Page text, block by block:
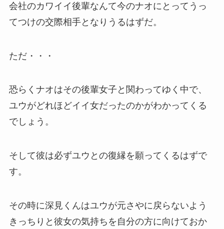
会社のカワイイ後輩なんて今のナオにとってうっ
てつけの交際相手となりうるはずだ。
ただ・・・
恐らくナオはその後輩女子と関わってゆく中で、
ユウがどれほどイイ女だったのかがわかってくる
でしょう。
そして彼は必ずユウとの復縁を願ってくるはずで
す。
その時に深見くんはユウが元さやに戻らないよう
きっちりと彼女の気持ちを自分の方に向けておか